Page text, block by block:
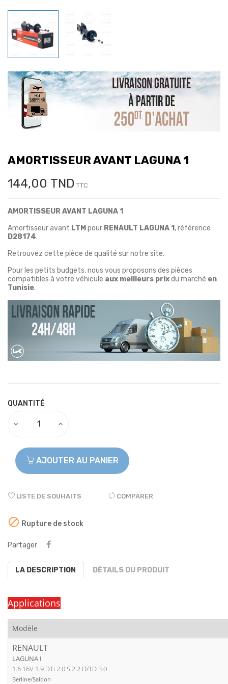
AMORTISSEUR AVANT LAGUNA 1
144,00 TND TTC
AMORTISSEUR AVANT LAGUNA 1
Amortisseur avant LTM pour RENAULT LAGUNA 1 , référence
D28174.
Retrouvez cette pièce de qualité sur notre site.
Pour les petits budgets, nous vous proposons des pièces
compatibles à votre véhicule aux meilleurs prixdu marché en
Tunisie.
QUANTITÉ
AJOUTER AU PANIER
LISTE DE SOUHAITS COMPARER
 Rupture de stock
Partager
LA DESCRIPTION DÉTAILS DU PRODUIT
Applications
Modèle
RENAULT
LAGUNA I
1.6 16V 1.9 DTi 2.0 S 2.2 D/TD 3.0
Berline/Saloon